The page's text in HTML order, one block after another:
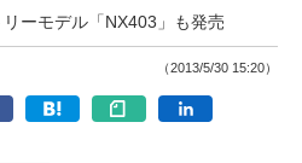
ーモデル「NX403」も発売
（2013/5/30 15:20）